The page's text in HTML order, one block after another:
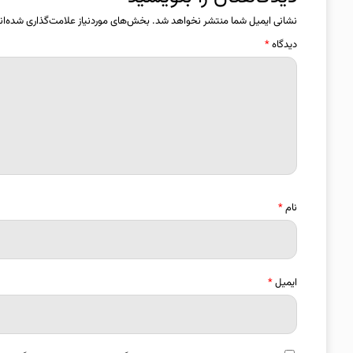
نشانی ایمیل شما منتشر نخواهد شد. بخش‌های موردنیاز علامت‌گذاری
دیدگاه*
نام*
ایمیل*